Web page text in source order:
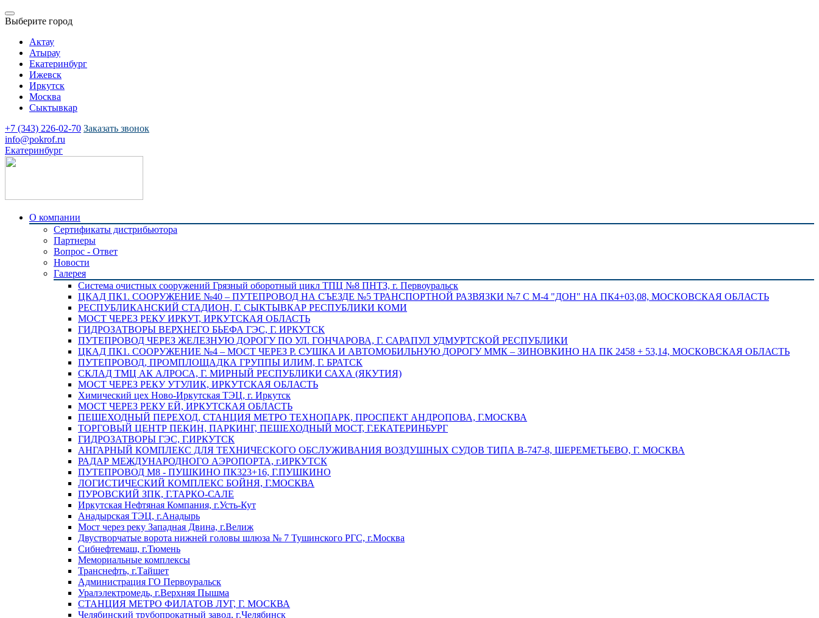
Выберите город
Актау
Атырау
Екатеринбург
Ижевск
Иркутск
Москва
Сыктывкар
+7 (343) 226-02-70 Заказать звонок
info@pokrof.ru
Екатеринбург
О компании
Сертификаты дистрибьютора
Партнеры
Вопрос - Ответ
Новости
Галерея
Система очистных сооружений Грязный оборотный цикл ТПЦ №8 ПНТЗ, г. Первоуральск
ЦКАД ПК1. СООРУЖЕНИЕ №40 – ПУТЕПРОВОД НА СЪЕЗДЕ №5 ТРАНСПОРТНОЙ РАЗВЯЗКИ №7 С М-4 "ДОН" НА ПК4+03,08, МОСКОВСКАЯ ОБЛАСТЬ
РЕСПУБЛИКАНСКИЙ СТАДИОН, Г. СЫКТЫВКАР РЕСПУБЛИКИ КОМИ
МОСТ ЧЕРЕЗ РЕКУ ИРКУТ, ИРКУТСКАЯ ОБЛАСТЬ
ГИДРОЗАТВОРЫ ВЕРХНЕГО БЬЕФА ГЭС, Г. ИРКУТСК
ПУТЕПРОВОД ЧЕРЕЗ ЖЕЛЕЗНУЮ ДОРОГУ ПО УЛ. ГОНЧАРОВА, Г. САРАПУЛ УДМУРТСКОЙ РЕСПУБЛИКИ
ЦКАД ПК1. СООРУЖЕНИЕ №4 – МОСТ ЧЕРЕЗ Р. СУШКА И АВТОМОБИЛЬНУЮ ДОРОГУ ММК – ЗИНОВКИНО НА ПК 2458 + 53,14, МОСКОВСКАЯ ОБЛАСТЬ
ПУТЕПРОВОД, ПРОМПЛОЩАДКА ГРУППЫ ИЛИМ, Г. БРАТСК
СКЛАД ТМЦ АК АЛРОСА, Г. МИРНЫЙ РЕСПУБЛИКИ САХА (ЯКУТИЯ)
МОСТ ЧЕРЕЗ РЕКУ УТУЛИК, ИРКУТСКАЯ ОБЛАСТЬ
Химический цех Ново-Иркутская ТЭЦ, г. Иркутск
МОСТ ЧЕРЕЗ РЕКУ ЕЙ, ИРКУТСКАЯ ОБЛАСТЬ
ПЕШЕХОДНЫЙ ПЕРЕХОД, СТАНЦИЯ МЕТРО ТЕХНОПАРК, ПРОСПЕКТ АНДРОПОВА, Г.МОСКВА
ТОРГОВЫЙ ЦЕНТР ПЕКИН, ПАРКИНГ, ПЕШЕХОДНЫЙ МОСТ, Г.ЕКАТЕРИНБУРГ
ГИДРОЗАТВОРЫ ГЭС, Г.ИРКУТСК
АНГАРНЫЙ КОМПЛЕКС ДЛЯ ТЕХНИЧЕСКОГО ОБСЛУЖИВАНИЯ ВОЗДУШНЫХ СУДОВ ТИПА В-747-8, ШЕРЕМЕТЬЕВО, Г. МОСКВА
РАДАР МЕЖДУНАРОДНОГО АЭРОПОРТА, г.ИРКУТСК
ПУТЕПРОВОД М8 - ПУШКИНО ПК323+16, Г.ПУШКИНО
ЛОГИСТИЧЕСКИЙ КОМПЛЕКС БОЙНЯ, Г.МОСКВА
ПУРОВСКИЙ ЗПК, Г.ТАРКО-САЛЕ
Иркутская Нефтяная Компания, г.Усть-Кут
Анадырская ТЭЦ, г.Анадырь
Мост через реку Западная Двина, г.Велиж
Двустворчатые ворота нижней головы шлюза № 7 Тушинского РГС, г.Москва
Сибнефтемаш, г.Тюмень
Мемориальные комплексы
Транснефть, г.Тайшет
Администрация ГО Первоуральск
Уралэлектромедь, г.Верхняя Пышма
СТАНЦИЯ МЕТРО ФИЛАТОВ ЛУГ, Г. МОСКВА
Челябинский трубопрокатный завод, г.Челябинск